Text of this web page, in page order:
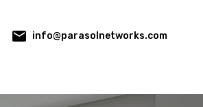
info@parasolnetworks.com